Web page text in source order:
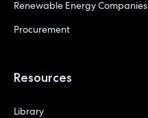
Renewable Energy Companies
Procurement
Resources
Library